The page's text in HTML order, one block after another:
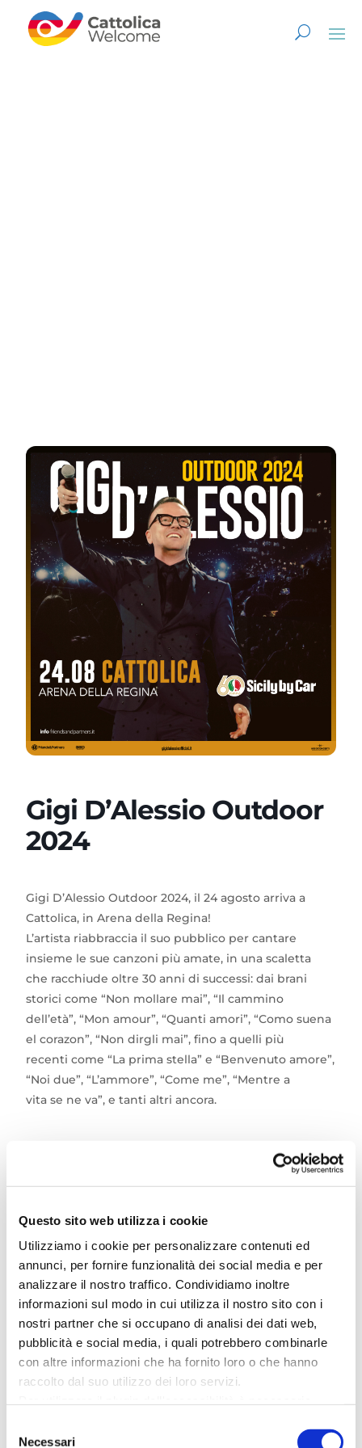
Questo sito web utilizza i cookie
Utilizziamo i cookie per personalizzare contenuti ed
annunci, per fornire funzionalità dei social media e per
analizzare il nostro traffico. Condividiamo inoltre
informazioni sul modo in cui utilizza il nostro sito con i
nostri partner che si occupano di analisi dei dati web,
pubblicità e social media, i quali potrebbero combinarle
con altre informazioni che ha fornito loro o che hanno
raccolto dal suo utilizzo dei loro servizi.
Per ulteriori informazioni è possibile consultare
delNecessari
Gigi D’Alessio Outdoor
2024
Gigi D’Alessio Outdoor 2024, il 24 agosto arriva a
Cattolica, in Arena della Regina!
L’artista riabbraccia il suo pubblico per cantare
insieme le sue canzoni più amate, in una scaletta
che racchiude oltre 30 anni di successi: dai brani
storici come “Non mollare mai”, “Il cammino
dell’età”, “Mon amour”, “Quanti amori”, “Como suena
el corazon”, “Non dirgli mai”, fino a quelli più
recenti come “La prima stella” e “Benvenuto amore”,
“Noi due”, “L’ammore”, “Come me”, “Mentre a
vita se ne va”, e tanti altri ancora.
(batteria), Roberto D’Aquino (basso), Pippo Seno
(chitarre), Ciro Manna (chitarre), Checco D’Alessio
tastiere) e Max D’Ambra (tastiere e
programmazione).
Biglietti disponibili per Gigi D’Alessio Outdoor 2024
da martedì 13 febbraio su
TicketOne e nei rivenditori
autorizzati